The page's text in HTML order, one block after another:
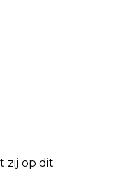
zij op dit